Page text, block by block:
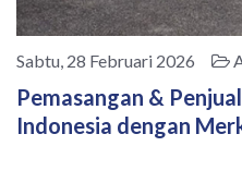
Sabtu, 28 Februari 2026
Pemasangan &
Indonesia dengan